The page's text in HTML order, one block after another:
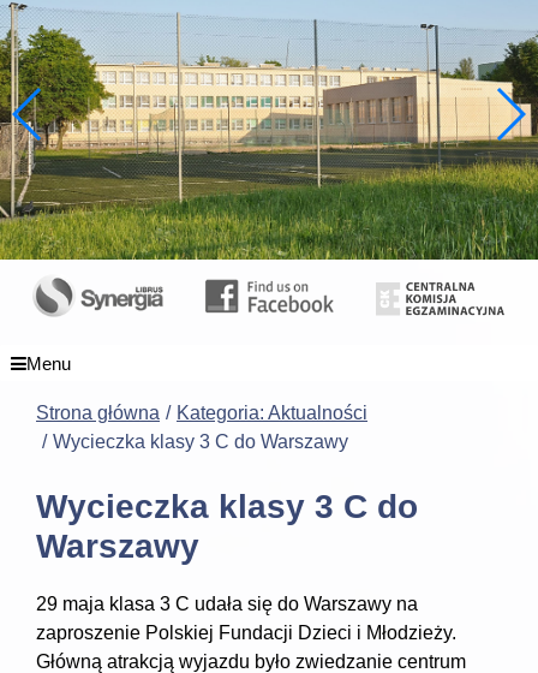
Menu
Strona główna
Kategoria: Aktualności
Wycieczka klasy 3 C do Warszawy
Wycieczka klasy 3 C do
Warszawy
29 maja klasa 3 C udała się do Warszawy na
zaproszenie Polskiej Fundacji Dzieci i Młodzieży.
Główną atrakcją wyjazdu było zwiedzanie centrum